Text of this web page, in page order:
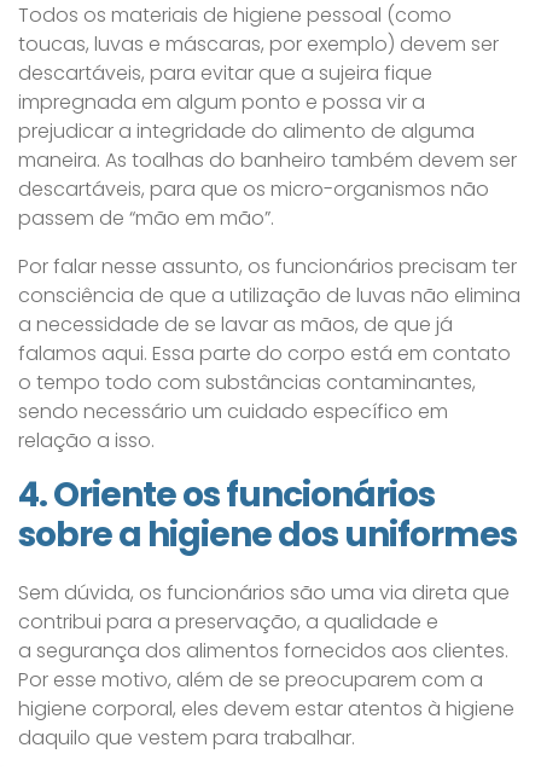
Todos os materiais de higiene pessoal (como
toucas, luvas e máscaras, por exemplo) devem ser
descartáveis, para evitar que a sujeira fique
impregnada em algum ponto e possa vir a
prejudicar a integridade do alimento de alguma
maneira. As toalhas do banheiro também devem ser
descartáveis, para que os micro-organismos não
passem de “mão em mão”.
Por falar nesse assunto, os funcionários precisam ter
consciência de que a utilização de luvas não elimina
a necessidade de se lavar as mãos, de que já
falamos aqui. Essa parte do corpo está em contato
o tempo todo com substâncias contaminantes,
sendo necessário um cuidado específico em
relação a isso.
4. Oriente os funcionários
sobre a higiene dos uniformes
Sem dúvida, os funcionários são uma via direta que
contribui para a preservação, a qualidade e
a segurança dos alimentos fornecidos aos clientes.
Por esse motivo, além de se preocuparem com a
higiene corporal, eles devem estar atentos à higiene
daquilo que vestem para trabalhar.